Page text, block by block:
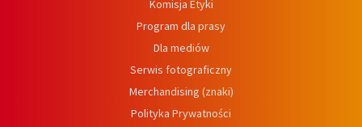
Komisja Etyki
Program dla prasy
Dla mediów
Serwis fotograficzny
Merchandising (znaki)
Polityka Prywatności